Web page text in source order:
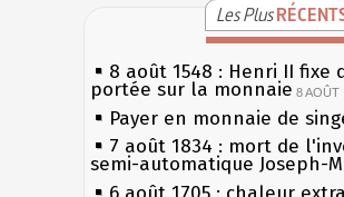
Les Plus
8 août 1548 : Henri II fixe
portée sur la monnaie 8 AOÛT
Payer en monnaie de
7 août 1834 : mort de
semi-automatique Joseph-